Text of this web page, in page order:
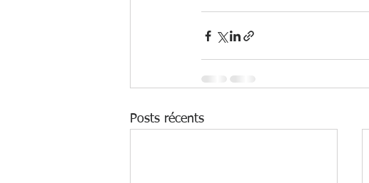
Posts récents